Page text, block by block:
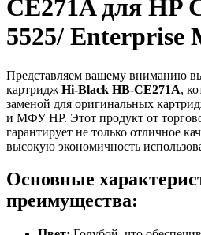
CE271A для HP
5525/ Enterprise
Представляем вашему вниманию
картридж Hi-Black HB-CE271A,
заменой для оригинальных
и МФУ HP. Этот продукт от
гарантирует не только отличное
высокую экономичность
Основные
преимущества: